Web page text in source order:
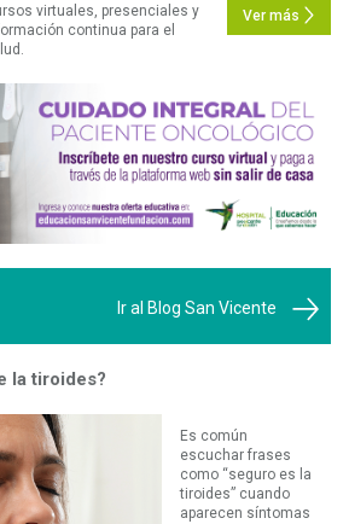
virtuales, presenciales y
continua para el
Ver más
Ir al Blog San Vicente
la tiroides?
Es común
escuchar frases
como “seguro es la
tiroides” cuando
aparecen síntomas